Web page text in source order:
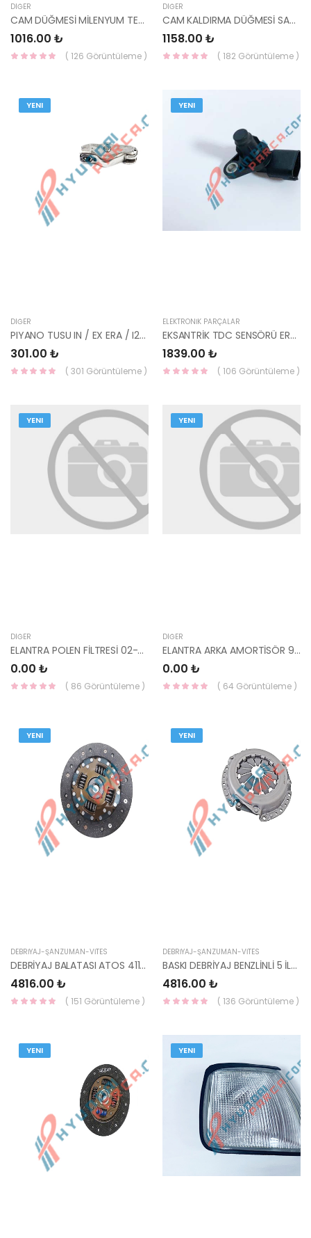
DIĞER
CAM DÜĞMESİ MİLENYUM TEKLİ 93580-25000PH-YS
1016.00 ₺
( 126 Görüntüleme )
DIĞER
CAM KALDIRMA DÜĞMESİ SAĞ STAREX 93580-4A000-YS
1158.00 ₺
( 182 Görüntüleme )
YENI
DIĞER
PIYANO TUSU IN / EX ERA / I20 / I30 / CEED / CERATO / RIO DIZEL 24170-2A000-YS
301.00 ₺
( 301 Görüntüleme )
YENI
ELEKTRONİK PARÇALAR
EKSANTRİK TDC SENSÖRÜ ERA/GETZ/İ20/İ30/CEED/CERATO/BLUE DİZEL 39300-2A000-HMC
1839.00 ₺
( 106 Görüntüleme )
YENI
DIĞER
ELANTRA POLEN FİLTRESİ 02-08 97133-2D200-
0.00 ₺
( 86 Görüntüleme )
YENI
DIĞER
ELANTRA ARKA AMORTİSÖR 96-00 SOL 333208-
0.00 ₺
( 64 Görüntüleme )
YENI
DEBRİYAJ-ŞANZUMAN-VİTES
DEBRİYAJ BALATASI ATOS 41100-02010 HMC-HMC
4816.00 ₺
( 151 Görüntüleme )
YENI
DEBRİYAJ-ŞANZUMAN-VİTES
BASKI DEBRİYAJ BENZLİNLİ 5 İLERİ 06>11 ERA GETZ CERATO 41300-23030 HMC-HMC
4816.00 ₺
( 136 Görüntüleme )
YENI YENI